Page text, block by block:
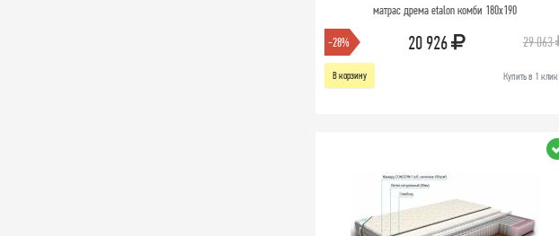
матрас дрема etalon комби 180х190
-28% 20 926 29 063
В корзину Купить в 1 клик